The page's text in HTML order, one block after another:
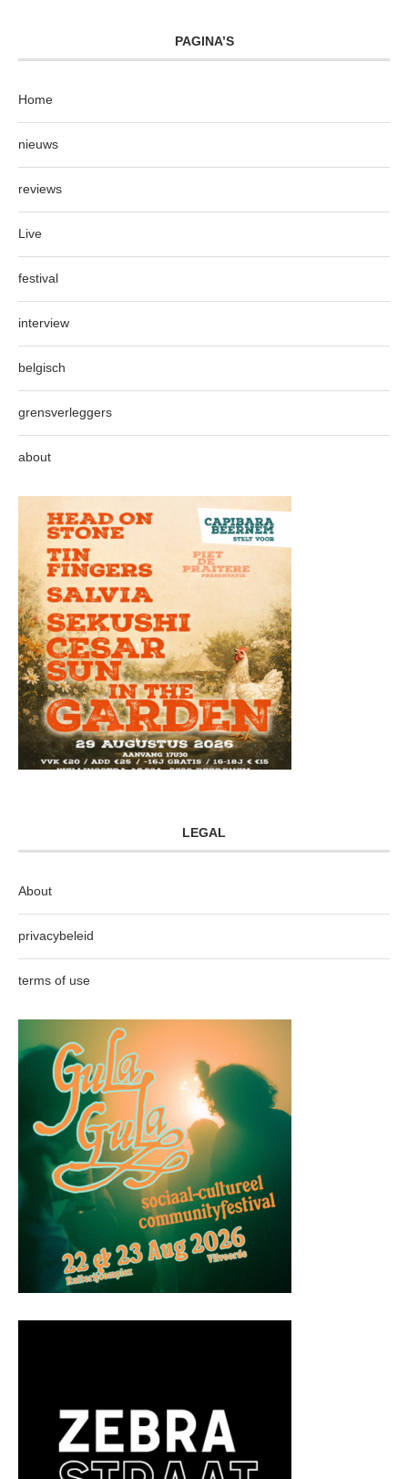
PAGINA’S
Home
nieuws
reviews
Live
festival
interview
belgisch
grensverleggers
about
LEGAL
About
privacybeleid
terms of use